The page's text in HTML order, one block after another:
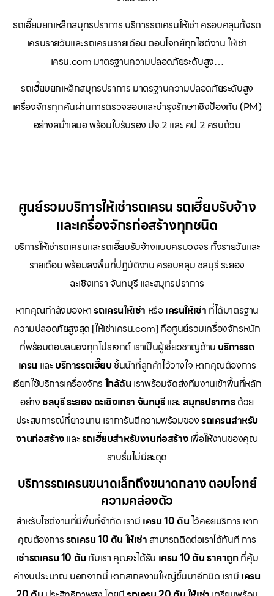
รถเฮี๊ยบยกเหล็กสมุทรปราการ บริการรถเครนให้เช่า ครอบคลุมทั้งรถ
เครนรายวันและรถเครนรายเดือน ตอบโจทย์ทุกไซต์งาน ให้เช่า
เครน.com มาตรฐานความปลอดภัยระดับสูง…
รถเฮี๊ยบยกเหล็กสมุทรปราการ มาตรฐานความปลอดภัยระดับสูง
เครื่องจักรทุกคันผ่านการตรวจสอบและบำรุงรักษาเชิงป้องกัน (PM)
อย่างสม่ำเสมอ พร้อมใบรับรอง ปจ.2 และ คป.2 ครบถ้วน
ศูนย์รวมบริการให้เช่ารถเครน รถเฮี๊ยบรับจ้าง
และเครื่องจักรก่อสร้างทุกชนิด
บริการให้เช่ารถเครนและรถเฮี๊ยบรับจ้างแบบครบวงจร ทั้งรายวันและ
รายเดือน พร้อมลงพื้นที่ปฏิบัติงาน ครอบคลุม ชลบุรี ระยอง
ฉะเชิงเทรา จันทบุรี และสมุทรปราการ
หากคุณกำลังมองหารถเครนให้เช่า หรือเครนให้เช่า ที่ได้มาตรฐาน
ความปลอดภัยสูงสุด [ให้เช่าเครน.com] คือศูนย์รวมเครื่องจักรหนัก
ที่พร้อมตอบสนองทุกโปรเจกต์ เราเป็นผู้เชี่ยวชาญด้าน บริการรถ
เครน และ บริการรถเฮี๊ยบ ชั้นนำที่ลูกค้าไว้วางใจ หากคุณต้องการ
เรียกใช้บริการเครื่องจักร ใกล้ฉัน เราพร้อมจัดส่งทีมงานเข้าพื้นที่หลัก
อย่างชลบุรี ระยอง ฉะเชิงเทรา จันทบุรีและ สมุทรปราการด้วย
ประสบการณ์ที่ยาวนาน เราการันตีความพร้อมของรถเครนสำหรับ
งานก่อสร้างและรถเฮี๊ยบสำหรับงานก่อสร้างเพื่อให้งานของคุณ
ราบรื่นไม่มีสะดุด
บริการรถเครนขนาดเล็กถึงขนาดกลาง ตอบโจทย์
ความคล่องตัว
สำหรับไซต์งานที่มีพื้นที่จำกัด เรามี เครน 10 ตันไว้คอยบริการ หาก
คุณต้องการรถเครน 10 ตัน ให้เช่า สามารถติดต่อเราได้ทันที การ
เช่ารถเครน 10 ตัน กับเรา คุณจะได้รับ เครน 10 ตัน ราคาถูกที่คุ้ม
ค่างบประมาณ นอกจากนี้ หากสเกลงานใหญ่ขึ้นมาอีกนิด เรามี เครน